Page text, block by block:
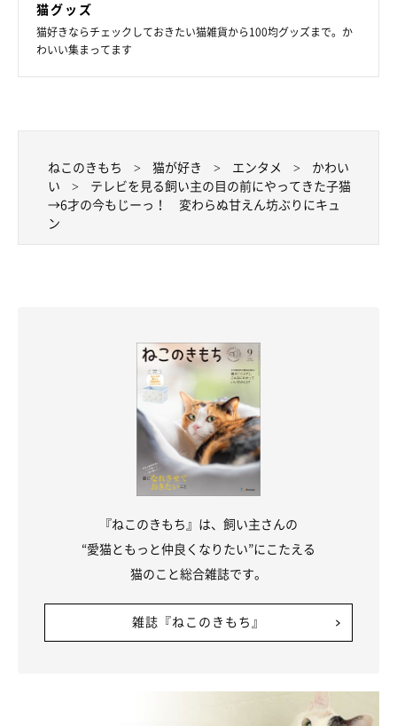
お迎え当時のめいちゃんは体が小さく、標準よりも痩せ気味だっ
たそう。心配だった時期もありましたが、現在はそんな心配が嘘
ないめいちゃん。飼い主さんは「小さいころから甘えん坊で、い
つも私の近くにいます」 と話しています。
5才の誕生日に記念ディナーを食べるめいちゃん。
猫グッズ
猫好きならチェックしておきたい猫雑貨から100均グッズまで。か
わいい集まってます
ねこのきもち 猫が好き エンタメ
かわい
い
テレビを見る飼い主の目の前にやってきた子猫
→6才の今もじーっ！ 変わらぬ甘えん坊ぶりにキュ
ン
『ねこのきもち』は、飼い主さんの
“愛猫ともっと仲良くなりたい”にこたえる
猫のこと総合雑誌です。
雑誌『ねこのきもち』